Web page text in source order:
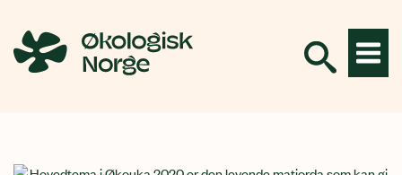
innhold